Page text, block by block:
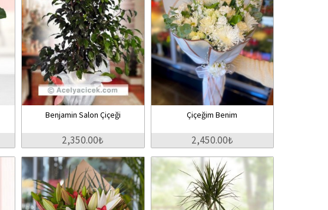
Benjamin Salon Çiçeği
2,350.00₺
Çiçeğim Benim
2,450.00₺